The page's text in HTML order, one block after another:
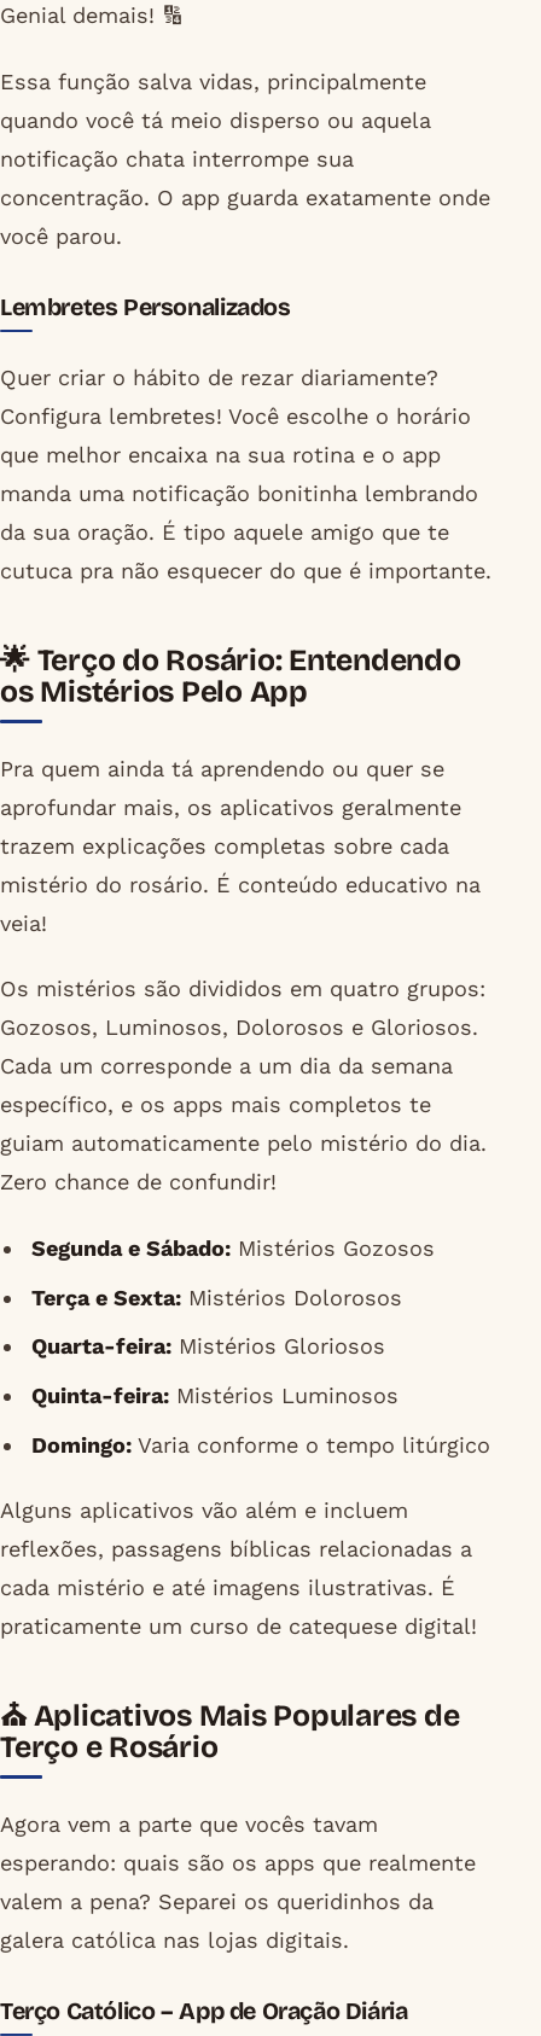
Genial demais! 🔢
Essa função salva vidas, principalmente
quando você tá meio disperso ou aquela
notificação chata interrompe sua
concentração. O app guarda exatamente onde
você parou.
Lembretes Personalizados
Quer criar o hábito de rezar diariamente?
Configura lembretes! Você escolhe o horário
que melhor encaixa na sua rotina e o app
manda uma notificação bonitinha lembrando
da sua oração. É tipo aquele amigo que te
cutuca pra não esquecer do que é importante.
🌟 Terço do Rosário: Entendendo
os Mistérios Pelo App
Pra quem ainda tá aprendendo ou quer se
aprofundar mais, os aplicativos geralmente
trazem explicações completas sobre cada
mistério do rosário. É conteúdo educativo na
veia!
Os mistérios são divididos em quatro grupos:
Gozosos, Luminosos, Dolorosos e Gloriosos.
Cada um corresponde a um dia da semana
específico, e os apps mais completos te
guiam automaticamente pelo mistério do dia.
Zero chance de confundir!
Segunda e Sábado:Mistérios Gozosos
Terça e Sexta:Mistérios Dolorosos
Quarta-feira:Mistérios Gloriosos
Quinta-feira:Mistérios Luminosos
Domingo:Varia conforme o tempo litúrgico
Alguns aplicativos vão além e incluem
reflexões, passagens bíblicas relacionadas a
cada mistério e até imagens ilustrativas. É
praticamente um curso de catequese digital!
⛪ Aplicativos Mais Populares de
Terço e Rosário
Agora vem a parte que vocês tavam
esperando: quais são os apps que realmente
valem a pena? Separei os queridinhos da
galera católica nas lojas digitais.
Terço Católico – App de Oração Diária